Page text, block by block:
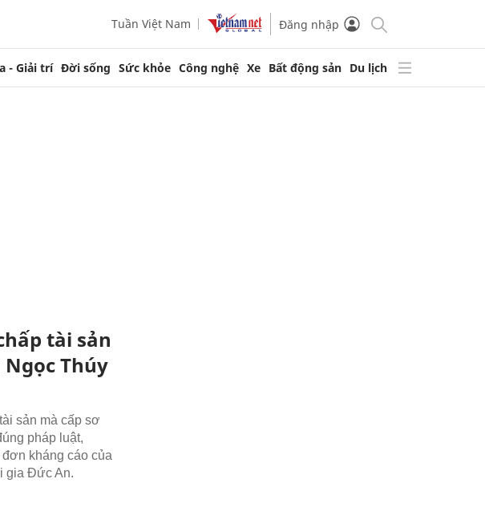
Tuần Việt Nam Đăng nhập
- Giải trí Đời sống Sức khỏe Công nghệ Xe Bất động sản Du lịch
tài sản
Thúy
sản mà cấp sơ
pháp luật,
kháng cáo của
gia Đức An.